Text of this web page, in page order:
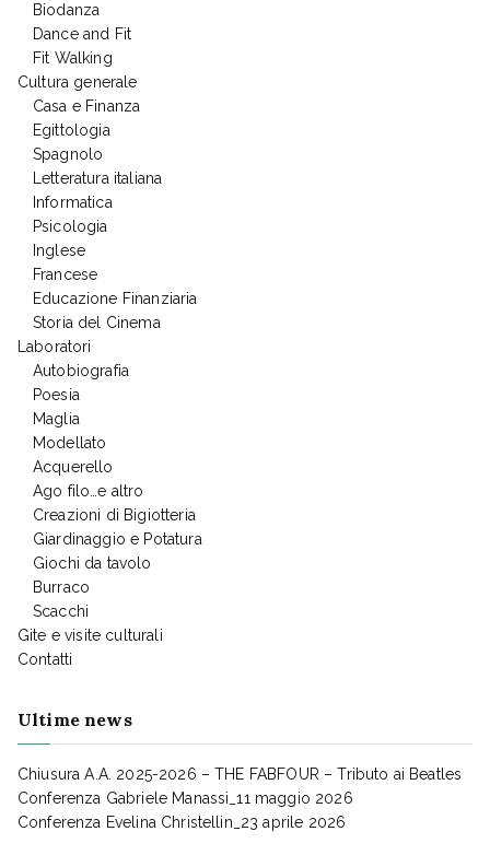
Biodanza
Dance and Fit
Fit Walking
Cultura generale
Casa e Finanza
Egittologia
Spagnolo
Letteratura italiana
Informatica
Psicologia
Inglese
Francese
Educazione Finanziaria
Storia del Cinema
Laboratori
Autobiografia
Poesia
Maglia
Modellato
Acquerello
Ago filo…e altro
Creazioni di Bigiotteria
Giardinaggio e Potatura
Giochi da tavolo
Burraco
Scacchi
Gite e visite culturali
Contatti
Ultime news
Chiusura A.A. 2025-2026 – THE FABFOUR – Tributo ai Beatles
Conferenza Gabriele Manassi_11 maggio 2026
Conferenza Evelina Christellin_23 aprile 2026